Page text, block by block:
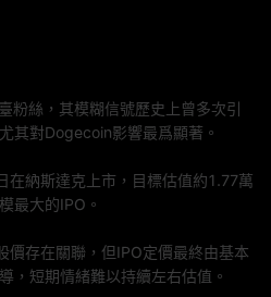
粉絲，其模糊信號歷史上曾多次引
其對Dogecoin影響最爲顯著。
納斯達克上市，目標估值約1.77萬
最大的IPO。
價存在關聯，但IPO定價最終由基本
，短期情緒難以持續左右估值。